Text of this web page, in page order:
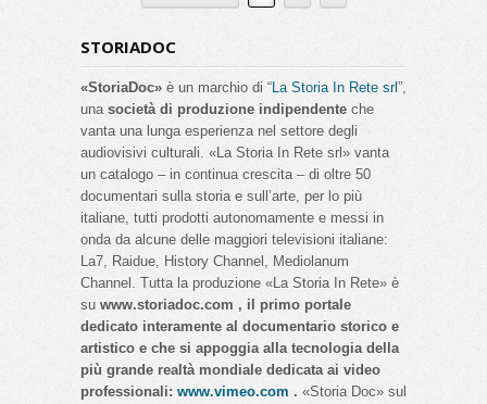
STORIADOC
«StoriaDoc» è un marchio di “La Storia In Rete srl ”,
una società di produzione indipendente che
vanta una lunga esperienza nel settore degli
audiovisivi culturali. «La Storia In Rete srl» vanta
un catalogo – in continua crescita – di oltre 50
documentari sulla storia e sull’arte, per lo più
italiane, tutti prodotti autonomamente e messi in
onda da alcune delle maggiori televisioni italiane:
La7, Raidue, History Channel, Mediolanum
Channel. Tutta la produzione «La Storia In Rete» è
su www.storiadoc.com , il primo portale
dedicato interamente al documentario storico e
artistico e che si appoggia alla tecnologia della
più grande realtà mondiale dedicata ai video
professionali: www.vimeo.com . «Storia Doc» sul